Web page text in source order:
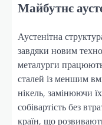
Майбутнє
Аустенітна
завдяки новим
металурги
сталей із меншим
нікель, замінюючи
собівартість без
країн, що